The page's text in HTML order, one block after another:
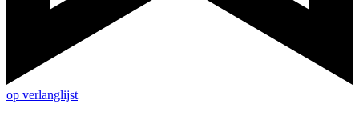
op verlanglijst